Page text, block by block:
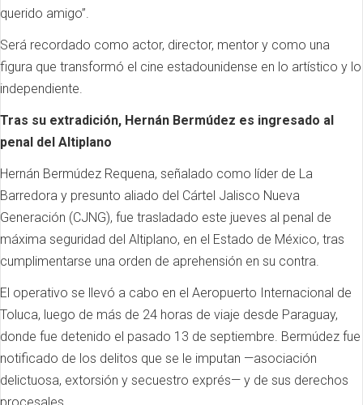
querido amigo”.
Será recordado como actor, director, mentor y como una
figura que transformó el cine estadounidense en lo artístico y lo
independiente.
Tras su extradición, Hernán Bermúdez es ingresado al
penal del Altiplano
Hernán Bermúdez Requena, señalado como líder de La
Barredora y presunto aliado del Cártel Jalisco Nueva
Generación (CJNG), fue trasladado este jueves al penal de
máxima seguridad del Altiplano, en el Estado de México, tras
cumplimentarse una orden de aprehensión en su contra.
El operativo se llevó a cabo en el Aeropuerto Internacional de
Toluca, luego de más de 24 horas de viaje desde Paraguay,
donde fue detenido el pasado 13 de septiembre. Bermúdez fue
notificado de los delitos que se le imputan —asociación
delictuosa, extorsión y secuestro exprés— y de sus derechos
procesales.